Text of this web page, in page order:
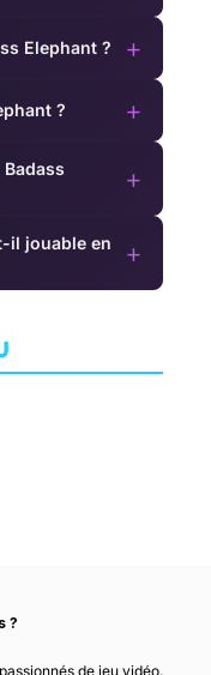
Elephant ? +
? +
+
il jouable en
+
?
de jeu vidéo.